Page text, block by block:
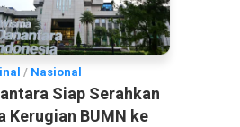
/ Nasional
Siap Serahkan
Kerugian BUMN ke